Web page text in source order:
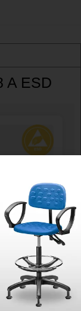
A ESD
ESD.